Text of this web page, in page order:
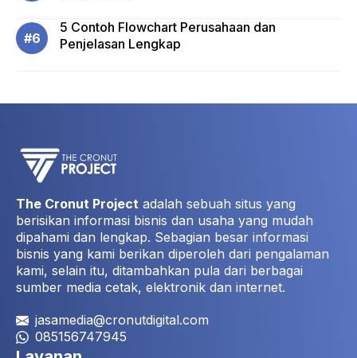
5 Contoh Flowchart Perusahaan dan
Penjelasan Lengkap
The Cronut Project adalah sebuah situs yang
berisikan informasi bisnis dan usaha yang mudah
dipahami dan lengkap. Sebagian besar informasi
bisnis yang kami berikan diperoleh dari pengalaman
kami, selain itu, ditambahkan pula dari berbagai
sumber media cetak, elektronik dan internet.
jasamedia@cronutdigital.com
085156747945